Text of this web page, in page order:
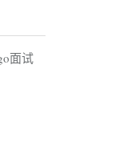
面试